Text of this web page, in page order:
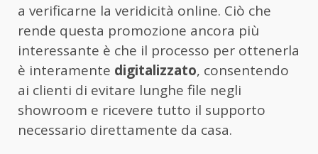
a verificarne la veridicità online. Ciò che
rende questa promozione ancora più
interessante è che il processo per ottenerla
è interamente digitalizzato, consentendo
ai clienti di evitare lunghe file negli
showroom e ricevere tutto il supporto
necessario direttamente da casa.